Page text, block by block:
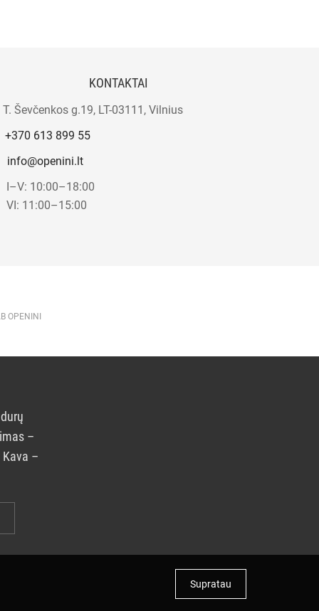
KONTAKTAI
T. Ševčenkos g.19, LT-03111, Vilnius
+370 613 899 55
info@openini.lt
I–V: 10:00–18:00
VI: 11:00–15:00
OPENINI
–
–
Supratau